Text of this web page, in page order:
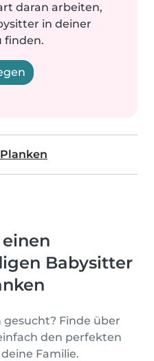
daran arbeiten,
in deiner
finden.
Planken
Babysitter
Finde über
den perfekten
Familie.